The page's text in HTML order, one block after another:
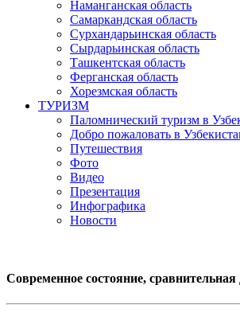
Наманганская область
Самаркандская область
Сурхандарьинская область
Сырдарьинская область
Ташкентская область
Ферганская область
Хорезмская область
ТУРИЗМ
Паломнический туризм в
Добро пожаловать в
Путешествия
Фото
Видео
Презентация
Инфографика
Новости
Современное состояние,